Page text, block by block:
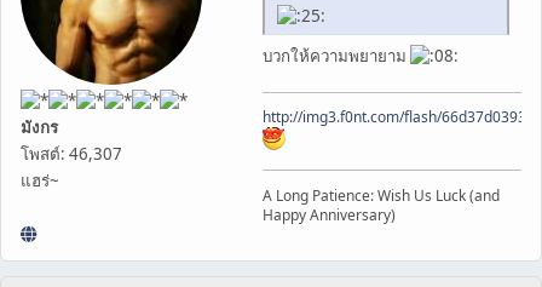
มังกร
โพสต์: 46,307
แฮร่~
บวกให้ความพยายาม
http://img3.f0nt.com/flash/
A Long Patience: Wish Us Luck (and
Happy Anniversary)